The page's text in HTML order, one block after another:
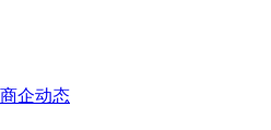
企动态